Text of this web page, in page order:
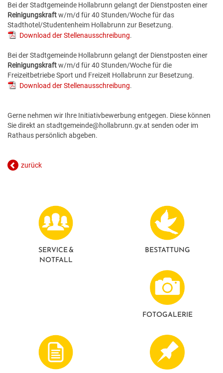
Bei der Stadtgemeinde Hollabrunn gelangt der Dienstposten einer
Reinigungskraftw/m/d für 40 Stunden/Woche für das
Stadthotel/Studentenheim Hollabrunn zur Besetzung.
Download der Stellenausschreibung.
Bei der Stadtgemeinde Hollabrunn gelangt der Dienstposten einer
Reinigungskraftw/m/d für 40 Stunden/Woche für die
Freizeitbetriebe Sport und Freizeit Hollabrunn zur Besetzung.
Download der Stellenausschreibung.
Gerne nehmen wir Ihre Initiativbewerbung entgegen. Diese können
Sie direkt an stadtgemeinde@hollabrunn.gv.at senden oder im
Rathaus persönlich abgeben.
zurück
SERVICE &
NOTFALL
BESTATTUNG
FOTO­GALERIE